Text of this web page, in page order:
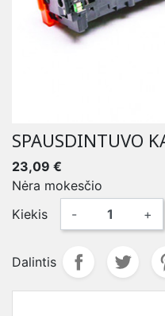
SPAUSDINTUVO
23,09 €
Nėra mokesčio
Kiekis
- +
Dalintis